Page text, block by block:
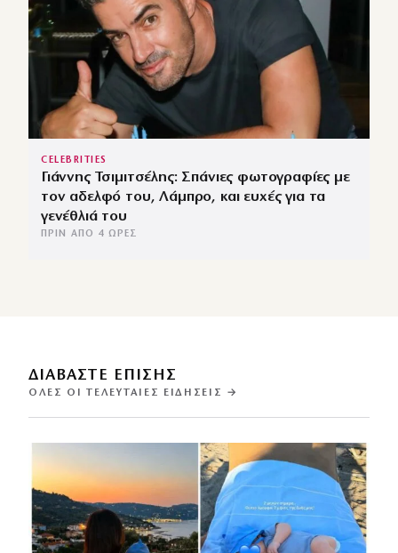
CELEBRITIES
Γιάννης Τσιμιτσέλης: Σπάνιες φωτογραφίες με
τον αδελφό του, Λάμπρο, και ευχές για τα
γενέθλιά του
ΠΡΙΝ ΑΠΌ 4 ΏΡΕΣ
ΔΙΑΒΑΣΤΕ ΕΠΙΣΗΣ
ΌΛΕΣ ΟΙ ΤΕΛΕΥΤΑΊΕΣ ΕΙΔΉΣΕΙΣ →